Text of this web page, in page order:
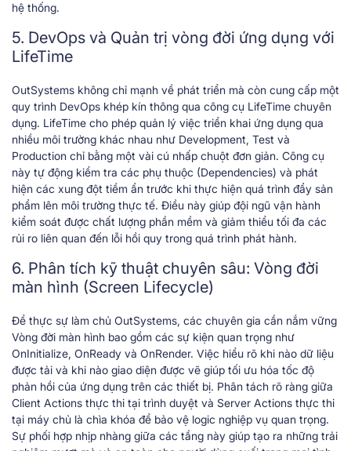
hệ thống.
5. DevOps và Quản trị vòng đời ứng dụng với
LifeTime
OutSystems không chỉ mạnh về phát triển mà còn cung cấp một
quy trình DevOps khép kín thông qua công cụ LifeTime chuyên
dụng. LifeTime cho phép quản lý việc triển khai ứng dụng qua
nhiều môi trường khác nhau như Development, Test và
Production chỉ bằng một vài cú nhấp chuột đơn giản. Công cụ
này tự động kiểm tra các phụ thuộc (Dependencies) và phát
hiện các xung đột tiềm ẩn trước khi thực hiện quá trình đẩy sản
phẩm lên môi trường thực tế. Điều này giúp đội ngũ vận hành
kiểm soát được chất lượng phần mềm và giảm thiểu tối đa các
rủi ro liên quan đến lỗi hồi quy trong quá trình phát hành.
6. Phân tích kỹ thuật chuyên sâu: Vòng đời
màn hình (Screen Lifecycle)
Để thực sự làm chủ OutSystems, các chuyên gia cần nắm vững
Vòng đời màn hình bao gồm các sự kiện quan trọng như
OnInitialize, OnReady và OnRender. Việc hiểu rõ khi nào dữ liệu
được tải và khi nào giao diện được vẽ giúp tối ưu hóa tốc độ
phản hồi của ứng dụng trên các thiết bị. Phân tách rõ ràng giữa
Client Actions thực thi tại trình duyệt và Server Actions thực thi
tại máy chủ là chìa khóa để bảo vệ logic nghiệp vụ quan trọng.
Sự phối hợp nhịp nhàng giữa các tầng này giúp tạo ra những trải